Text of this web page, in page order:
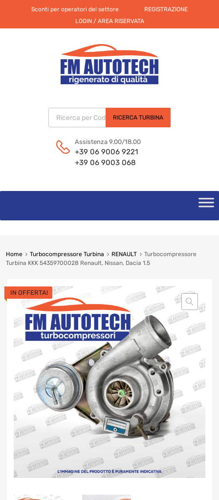
Sconti per operatori del settore
REGISTRAZIONE
LOGIN / AREA RISERVATA
Products search
RICERCA TURBINA
Assistenza 9.00/18.00
+39 06 9006 9221
+39 06 9003 068
content
Home Turbocompressore Turbina RENAULT
Turbocompressore
Turbina KKK 54359700028 Renault, Nissan, Dacia 1.5
IN OFFERTA!